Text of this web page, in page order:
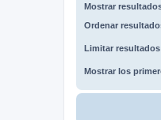
Mostrar
Ordenar
Limitar
Mostrar los